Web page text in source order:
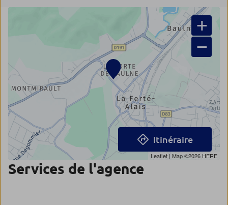
+
−
Leaflet | Map ©2026 HERE
Itinéraire
Services de l'agence